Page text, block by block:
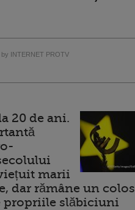
by INTERNET PROTV
20 de ani.
marii
dar rămâne un colos
propriile slăbiciuni